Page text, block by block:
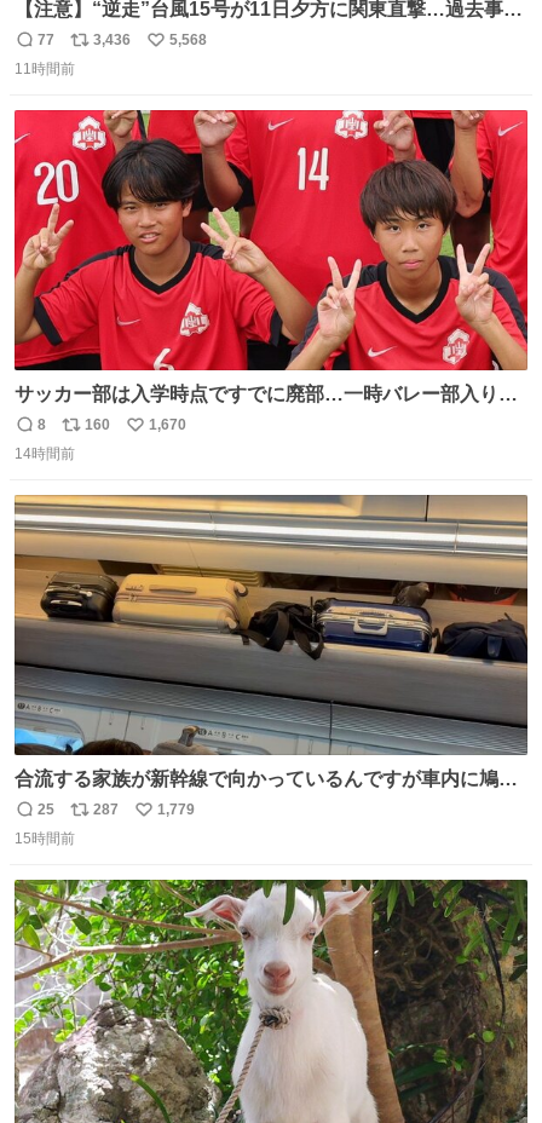
【注意】“逆走”台風15号が11日夕方に関東直撃…過去事例
が少なく予想外の被害も懸念
news.livedoor.com/lite/article_d… 台風15号はかなり珍し
に進んで上陸した台風は過去にも3例しかない。もしも、
茨城県か福島県に上陸すれば初のケースとなる。
返
信
77
リ
ポ
ト
数
3,436
い
数
5,568
11時間前
サッカー部は入学時点ですでに廃部…一時バレー部入りも
2人で復活させた伊勢原市立中沢中の柳川&宮口、合同チー
ムで歩んだ3年間の集大成で全国へ
学校サッカー大会 #全中 #ゲキサカ
返
信
8
リ
ポ
ト
数
160
い
数
1,670
14時間前
合流する家族が新幹線で向かっているんですが車内に鳩が
乗車してしまったようで 捕獲の為那須塩原で10分停止した
ようで🤣無事降車👏しかし乗り継ぎが間に合わなくなって
返
信
25
リ
ポ
ト
数
287
い
数
1,779
15時間前